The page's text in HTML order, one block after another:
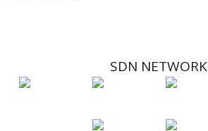
SDN NETWORK